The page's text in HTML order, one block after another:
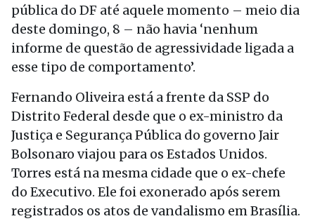
pública do DF até aquele momento – meio dia
deste domingo, 8 – não havia ‘nenhum
informe de questão de agressividade ligada a
esse tipo de comportamento’.
Fernando Oliveira está a frente da SSP do
Distrito Federal desde que o ex-ministro da
Justiça e Segurança Pública do governo Jair
Bolsonaro viajou para os Estados Unidos.
Torres está na mesma cidade que o ex-chefe
do Executivo. Ele foi exonerado após serem
registrados os atos de vandalismo em Brasília.